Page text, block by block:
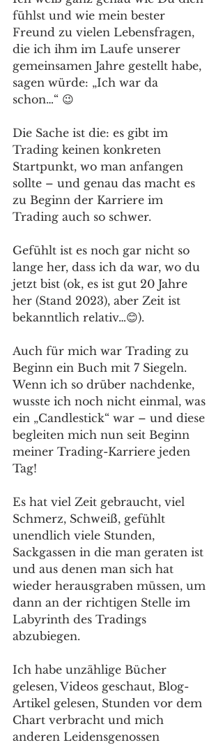
fühlst und wie mein bester
Freund zu vielen Lebensfragen,
die ich ihm im Laufe unserer
gemeinsamen Jahre gestellt habe,
sagen würde: „Ich war da
schon…“ 😉
Die Sache ist die: es gibt im
Trading keinen konkreten
Startpunkt, wo man anfangen
sollte – und genau das macht es
zu Beginn der Karriere im
Trading auch so schwer.
Gefühlt ist es noch gar nicht so
lange her, dass ich da war, wo du
jetzt bist (ok, es ist gut 20 Jahre
her (Stand 2023), aber Zeit ist
bekanntlich relativ…😊).
Auch für mich war Trading zu
Beginn ein Buch mit 7 Siegeln.
Wenn ich so drüber nachdenke,
wusste ich noch nicht einmal, was
ein „Candlestick“ war – und diese
begleiten mich nun seit Beginn
meiner Trading-Karriere jeden
Tag!
Es hat viel Zeit gebraucht, viel
Schmerz, Schweiß, gefühlt
unendlich viele Stunden,
Sackgassen in die man geraten ist
und aus denen man sich hat
wieder herausgraben müssen, um
dann an der richtigen Stelle im
Labyrinth des Tradings
abzubiegen.
Ich habe unzählige Bücher
gelesen, Videos geschaut, Blog-
Artikel gelesen, Stunden vor dem
Chart verbracht und mich
anderen Leidensgenossen